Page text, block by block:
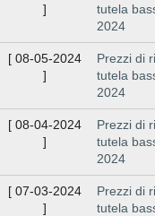
]
tutela
2024
[ 08-05-2024
]
Prezzi di
tutela
2024
[ 08-04-2024
]
Prezzi di
tutela
2024
[ 07-03-2024
]
Prezzi di
tutela